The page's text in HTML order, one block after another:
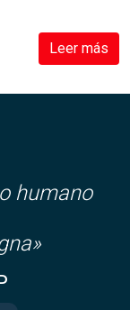
Leer más
humano